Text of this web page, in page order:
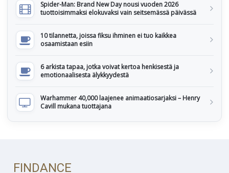
Spider-Man: Brand New Day nousi vuoden 2026
tuottoisimmaksi elokuvaksi vain seitsemässä päivässä
10 tilannetta, joissa fiksu ihminen ei tuo kaikkea
osaamistaan esiin
6 arkista tapaa, jotka voivat kertoa henkisestä ja
emotionaalisesta älykkyydestä
Warhammer 40,000 laajenee animaatiosarjaksi – Henry
Cavill mukana tuottajana
FINDANCE